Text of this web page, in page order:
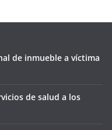
de inmueble a víctima
de salud a los